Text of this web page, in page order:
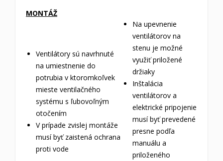
MONTÁŽ
Ventilátory sú navrhnuté
na umiestnenie do
potrubia v ktoromkoľvek
mieste ventilačného
systému s ľubovoľným
otočením
V prípade zvislej montáže
musí byť zaistená ochrana
proti vode
Na upevnenie
ventilátorov na
stenu je možné
využiť priložené
držiaky
Inštalácia
ventilátorov a
elektrické pripojenie
musí byť prevedené
presne podľa
manuálu a
priloženého